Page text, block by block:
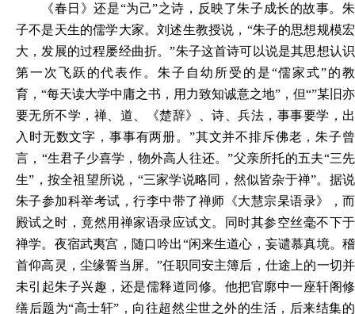
《春日》还是“为己”之诗，反映了朱子成长的故事。朱
子不是天生的儒学大家。刘述生教授说，“朱子的思想规模宏
大，发展的过程屡经曲折。”朱子这首诗可以说是其思想认识
第一次飞跃的代表作。朱子自幼所受的是“儒家式”的教
育， “每天读大学中庸之书，用力致知诚意之地” ，但“”某旧亦
要无所不学，禅
道 《楚辞》 、诗 、兵法，事事要学，出
入时无数文字，事事有两册。”其文并不排斥佛老，朱子曾
言， “生君子少喜学，物外高 人往还。”父亲所托的五夫“三先
生” ，按全祖望所说，“三家学说略同，然似皆杂于禅”。据说
朱子参加科举考试，行李中带了禅师 《大慧宗杲语录》
，而
殿试之时，竟然用禅家语录应试文。同时其参空丝毫不下于
禅学。夜宿武夷宫，随口吟出“闲来生道心，妄谴慕真境。稽
首仰高灵，尘缘誓当屏。”任职同安主簿后，仕途上的一切并
未引起朱子兴趣，还是儒释道同修。他把官廓中一座轩阁修
缮后题为“高士轩” ， 向往超然尘世之外的生活，后来结集的